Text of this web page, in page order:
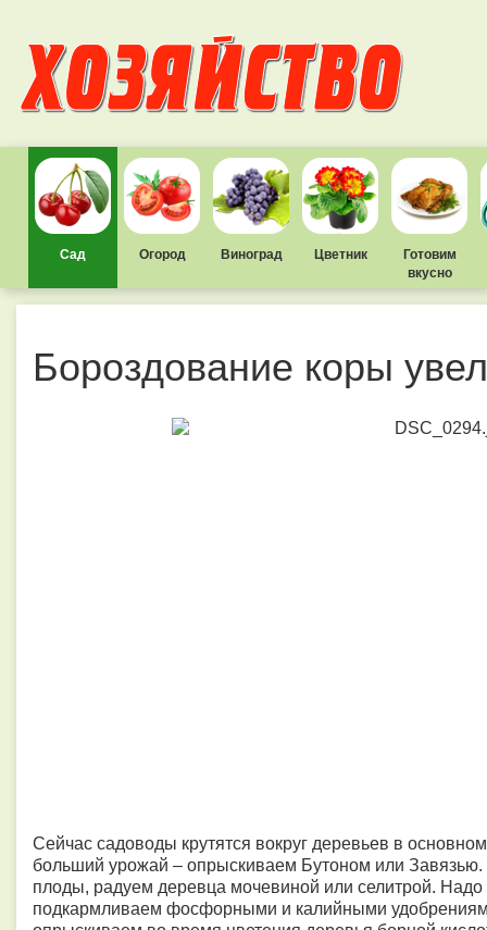
Сад Огород Виноград Цветник
Готовим
вкусно
Бороздование коры
Сейчас садоводы крутятся вокруг деревьев в
больший урожай – опрыскиваем Бутоном или
плоды, радуем деревца мочевиной или селитрой.
подкармливаем фосфорными и калийными